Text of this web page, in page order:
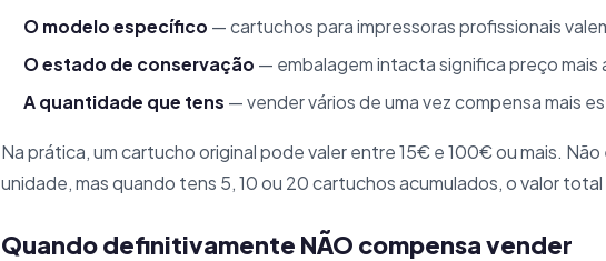
O modelo específico — cartuchos para impressoras profissionais
O estado de conservação — embalagem intacta significa preço mais
A quantidade que tens — vender vários de uma vez compensa mais
Na prática, um cartucho original pode valer entre 15€ e 100€ ou mais.
unidade, mas quando tens 5, 10 ou 20 cartuchos acumulados, o valor
Quando definitivamente NÃO compensa vender